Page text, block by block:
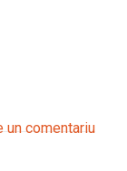
un comentariu